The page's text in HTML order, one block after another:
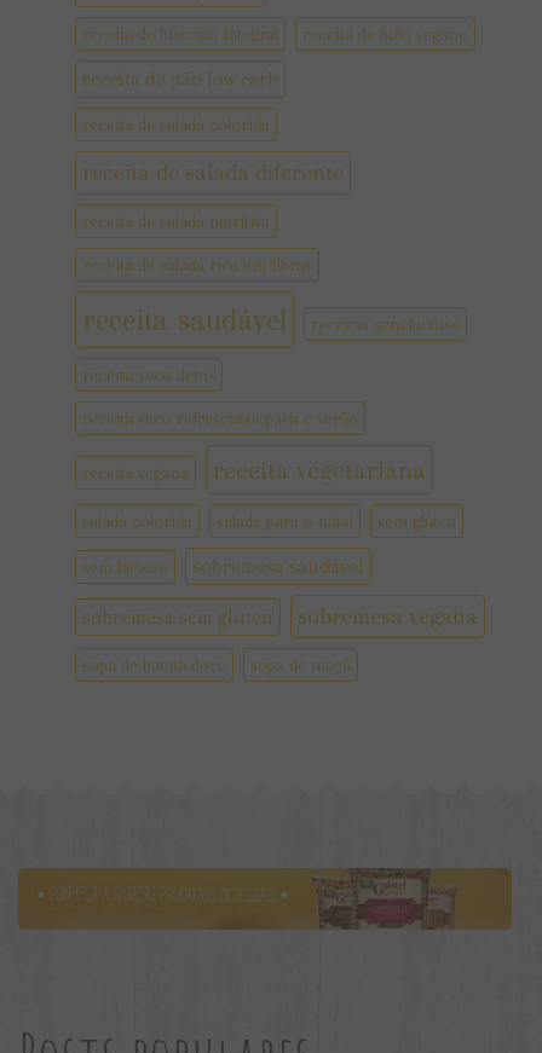
receita de biscoito integral receita de bolo vegano
receita de pão low carb
receita de salada colorida
receita de salada diferente
receita de salada nutritiva
receita de salada rica em fibras
receita saudável receitas sem lactose
receita suco detox
receita suco refrescante para o verão
receita vegana receita vegetariana
salada colorida salada para o natal sem glúten
sem lactose sobremesa saudável
sobremesa sem gluten sobremesa vegana
sopa de batata doce sopa de maçã